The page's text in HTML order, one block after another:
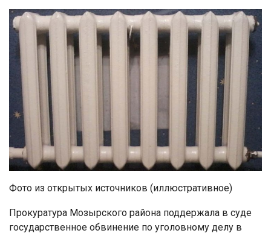
Фото из открытых источников (иллюстративное)
Прокуратура Мозырского района поддержала в суде
государственное обвинение по уголовному делу в